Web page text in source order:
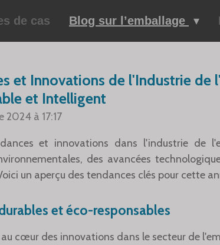
de cas Blog sur l’emballage
et Innovations de l'Industrie de
et Intelligent
2024 à 17:17
et innovations dans l'industrie de
des avancées
un aperçu des tendances clés pour cette
et éco-responsables
cœur des innovations dans le secteur de